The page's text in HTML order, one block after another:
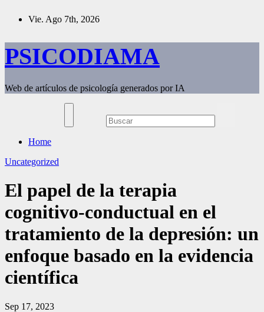
Vie. Ago 7th, 2026
PSICODIAMA
Web de artículos de psicología generados por IA
Home
Uncategorized
El papel de la terapia
cognitivo-conductual en el
tratamiento de la depresión: un
enfoque basado en la evidencia
científica
Sep 17, 2023